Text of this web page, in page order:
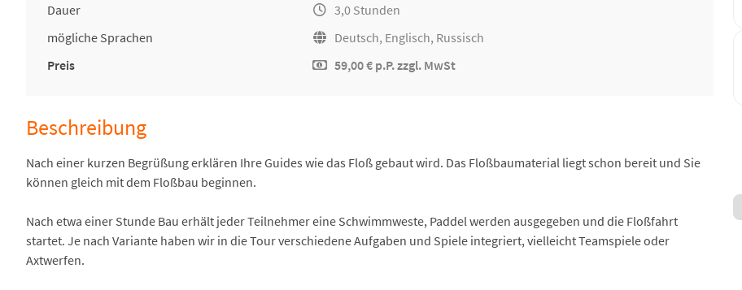
Dauer
3,0 Stunden
mögliche Sprachen
Deutsch, Englisch, Russisch
Preis
59,00 € p.P. zzgl. MwSt
Beschreibung
Nach einer kurzen Begrüßung erklären Ihre Guides wie das Floß gebaut wird. Das Floßbaumaterial liegt schon bereit und Sie
können gleich mit dem Floßbau beginnen.
Nach etwa einer Stunde Bau erhält jeder Teilnehmer eine Schwimmweste, Paddel werden ausgegeben und die Floßfahrt
startet. Je nach Variante haben wir in die Tour verschiedene Aufgaben und Spiele integriert, vielleicht Teamspiele oder
Axtwerfen.